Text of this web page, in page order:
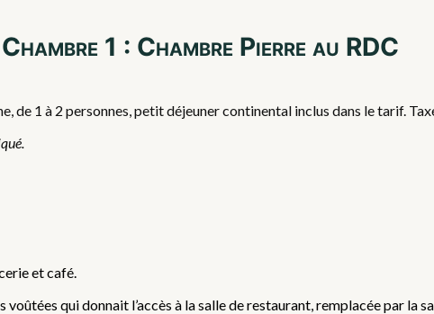
Chambre 1 : Chambre Pierre au RDC
de 1 à 2 personnes, petit déjeuner continental inclus dans le tarif.
et café.
qui donnait l’accès à la salle de restaurant, remplacée par la